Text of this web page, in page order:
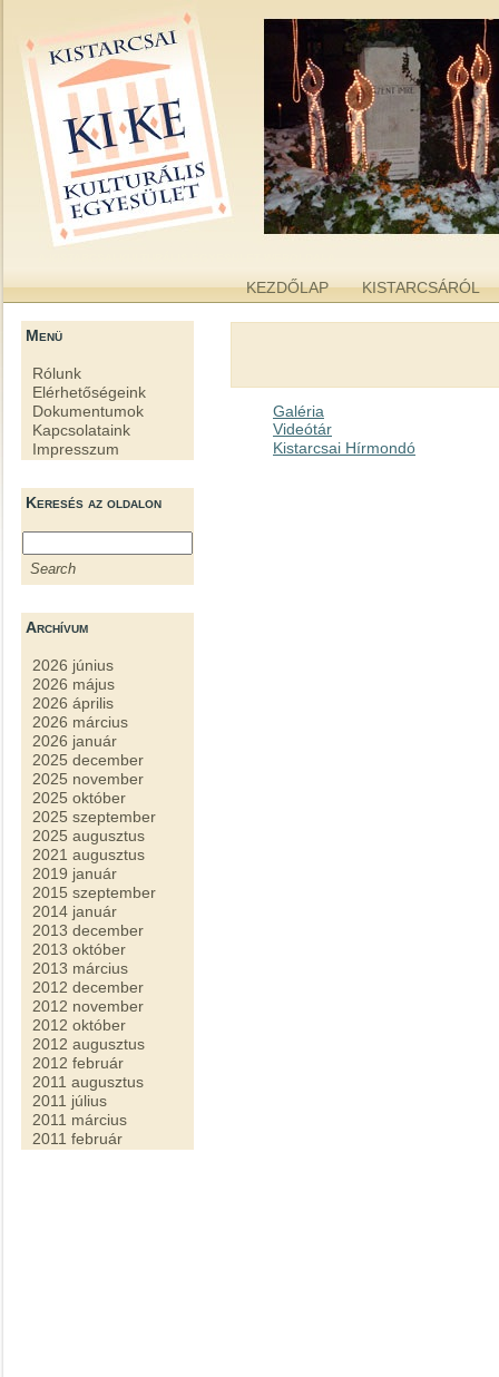
KEZDŐLAP KISTARCSÁRÓL
Menü
Rólunk
Elérhetőségeink
Dokumentumok
Kapcsolataink
Impresszum
Keresés az oldalon
Archívum
2026 június
2026 május
2026 április
2026 március
2026 január
2025 december
2025 november
2025 október
2025 szeptember
2025 augusztus
2021 augusztus
2019 január
2015 szeptember
2014 január
2013 december
2013 október
2013 március
2012 december
2012 november
2012 október
2012 augusztus
2012 február
2011 augusztus
2011 július
2011 március
2011 február
Galéria
Videótár
Kistarcsai Hírmondó